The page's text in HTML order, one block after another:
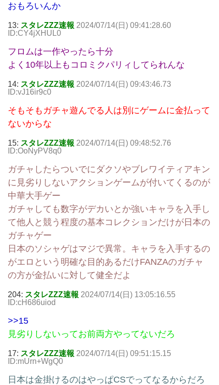
おもろいんか
13: スタレZZZ速報 2024/07/14(日) 09:41:28.60
ID:CY4jXHUL0
フロムは一作やったら十分
よく10年以上もコロミクパリィしてられんな
14: スタレZZZ速報 2024/07/14(日) 09:43:46.73
ID:vJ16ir9c0
そもそもガチャ遊んでる人は別にゲームに金払って
ないからな
15: スタレZZZ速報 2024/07/14(日) 09:48:52.76
ID:OoNyPV8q0
ガチャしたらついでにダクソやブレワイティアキン
に見劣りしないアクションゲームが付いてくるのが
中華大手ゲー
ガチャしても数字がデカいとか強いキャラを入手し
て他人と競う程度の基本コレクションだけが日本の
ガチャゲー
日本のソシャゲはマジで異常。キャラを入手するの
がエロという明確な目的あるだけFANZAのガチャ
の方が金払いに対して健全だよ
204: スタレZZZ速報 2024/07/14(日) 13:05:16.55
ID:cH686uiod
>>15
見劣りしないってお前両方やってないだろ
17: スタレZZZ速報 2024/07/14(日) 09:51:15.15
ID:mUrn+WgQ0
日本は金掛けるのはやっぱCSでってなるからだろ